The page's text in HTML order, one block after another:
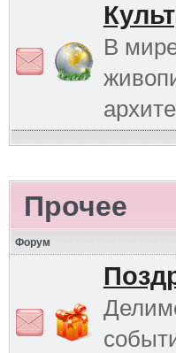
В
Прочее
Форум